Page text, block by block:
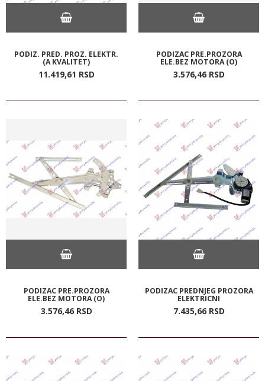
PODIZ. PRED. PROZ. ELEKTR.
(A KVALITET)
11.419,61 RSD
PODIZAC PRE.PROZORA
ELE.BEZ MOTORA (O)
3.576,46 RSD
PODIZAC PRE.PROZORA
ELE.BEZ MOTORA (O)
3.576,46 RSD
PODIZAC PREDNJEG PROZORA
ELEKTRICNI
7.435,66 RSD